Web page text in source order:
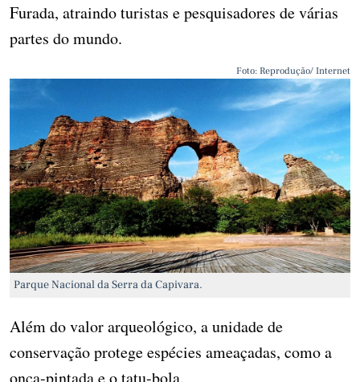
Furada, atraindo turistas e pesquisadores de várias
partes do mundo.
Foto: Reprodução/ Internet
Parque Nacional da Serra da Capivara.
Além do valor arqueológico, a unidade de
conservação protege espécies ameaçadas, como a
onça-pintada e o tatu-bola.